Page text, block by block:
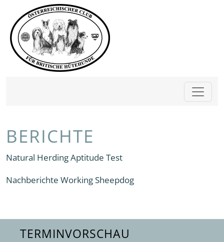
BERICHTE
Natural Herding Aptitude Test
Nachberichte Working Sheepdog
TERMINVORSCHAU